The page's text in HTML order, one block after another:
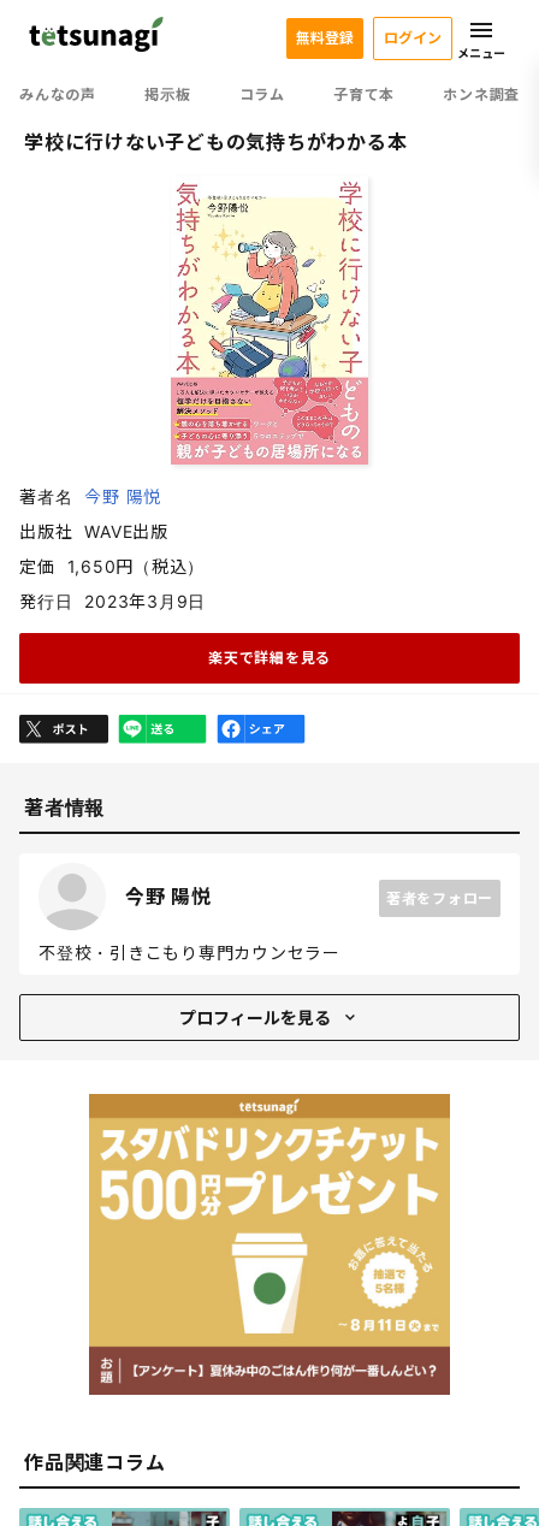
みんなの声 掲示板 コラム 子育て本 ホンネ調査
無料登録 ログイン
メニュー
学校に行けない子どもの気持ちがわかる本
著者名
今野 陽悦
出版社
WAVE出版
定価
1,650円（税込）
発行日
2023年3月9日
楽天で詳細を見る
著者情報
今野 陽悦 著者をフォロー
不登校・引きこもり専門カウンセラー
プロフィールを見る
10代の頃に不登校や引きこもりを経験し、どうにかして
カウンセリングや心理学を学ぶ。そこでさまざまな手法と
出会い、多くの人の愛と助けで徐々に心の葛藤から解放さ
引きこもり時代の自分と同じように悩んでいる人の力にな
りたいと、自身の経験を通じて、20歳の頃から不登校・
引きこもりなど子どもの問題を専門としたカウンセラーと
して活動を開始。子どもの気持ちに寄り添い、一緒に解決
していくカウンセリングスタイルが話題となり、のべ1万
件を超えるカウンセリングを行う。
カウンセリング活動のかたわら、無料メールマガジン「不
登校・引きこもりのお子さんを持つ親御さんのための親子
関係講座」（購読数約7万人）を発行し、不登校・引きこ
もりの改善に向けての情報発信にも力を入れている。
作品関連コラム